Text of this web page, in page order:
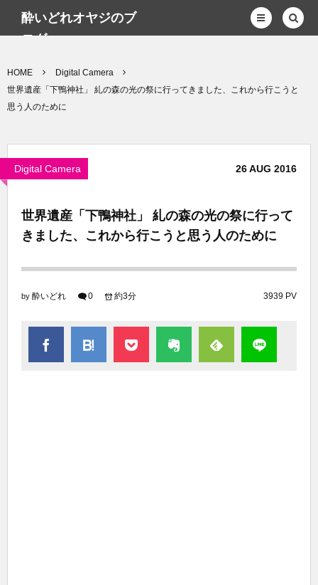
酔いどれオヤジのブ
ログwp
HOME
Digital Camera
世界遺産「下鴨神社」 糺の森の光の祭に行ってきました、これから行こうと
思う人のために
Digital Camera 26AUG 2016
世界遺産「下鴨神社」 糺の森の光の祭に行って
きました、これから行こうと思う人のために
by 酔いどれ 0 3939 PV
約3分